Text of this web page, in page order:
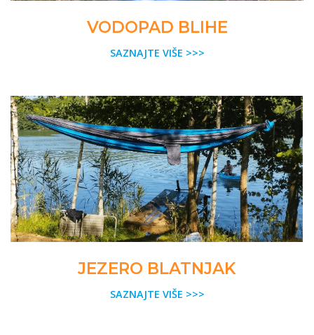
VODOPAD BLIHE
SAZNAJTE VIŠE >>>
JEZERO BLATNJAK
SAZNAJTE VIŠE >>>